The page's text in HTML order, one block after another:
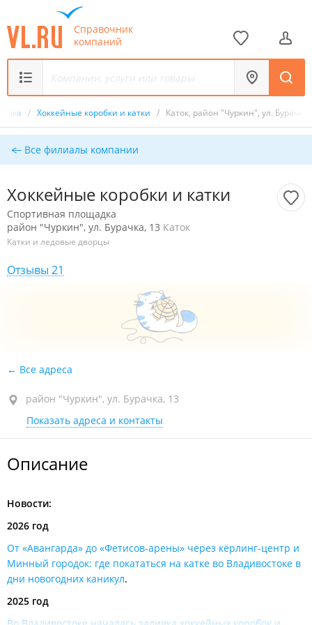
Справочник
компаний
/ Хоккейные коробки и катки / Каток, район "Чуркин", ул. Бурачка,
Все филиалы компании
Хоккейные коробки и катки
Спортивная площадка
район "Чуркин", ул. Бурачка, 13 Каток
Катки и ледовые дворцы
Отзывы 21
Все адреса
район "Чуркин", ул. Бурачка, 13
Показать адреса и контакты
Описание
Новости:
2026 год
От «Авангарда» до «Фетисов-арены» через кёрлинг-центр и
Минный городок: где покататься на катке во Владивостоке в
дни новогодних каникул.
2025 год